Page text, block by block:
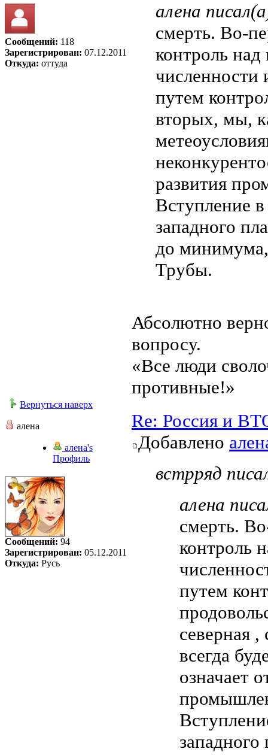
Сообщений: 118
Зарегистрирован: 07.12.2011
Откуда: оттуда
алена
смерть. Во-
контроль
численности
путем
вторых, мы,
развития
Вступление
западного
до
Трубы.
Абсолютно
вопросу.
«Все люди
противные!»
Вернуться наверх
алена
алена's
Профиль
Сообщений: 94
Зарегистрирован: 05.12.2011
Откуда: Русь
Re: Россия и
Добавлено
встрряд
алена
смерть.
контроль
путем
северная
всегда
означает